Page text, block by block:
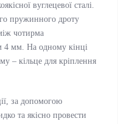
вуглецевої сталі.
пружинного дроту
чотирма
4 мм. На одному кінці
– кільце для кріплення
за допомогою
та якісно провести